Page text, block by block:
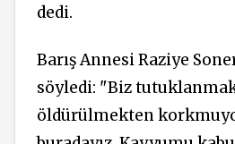
dedi.
Barış Annesi Raziye
söyledi: "Biz
öldürülmekten